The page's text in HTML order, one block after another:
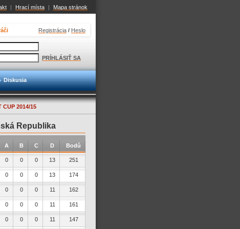
| Hrací místa | Mapa stránok
Diskusia
Registrácia / Heslo
PRÍHLÁSIŤ SA
CUP 2014/15
Republika
A B C D Bodů
0 0 0 13 251
0 0 0 13 174
0 0 0 11 162
0 0 0 11 161
0 0 0 11 147